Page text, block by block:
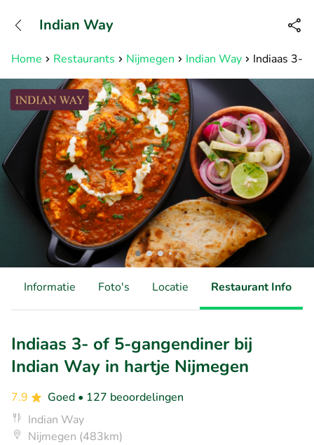
Bereikbaar tot 23:00 uur
Home Restaurants Nijmegen Indian Way Indiaas 3-
Indian Way
Informatie Foto's Locatie Restaurant Info
Indiaas 3- of 5-gangendiner bij
Indian Way in hartje Nijmegen
7.9 Goed • 127 beoordelingen
Indian Way
Nijmegen (483km)